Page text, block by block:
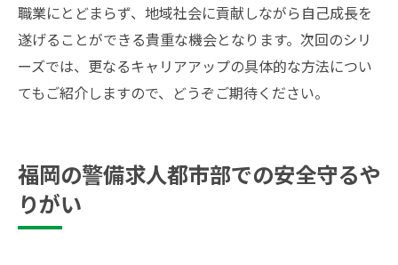
職業にとどまらず、地域社会に貢献しながら自己成長を
遂げることができる貴重な機会となります。次回のシリ
ーズでは、更なるキャリアアップの具体的な方法につい
てもご紹介しますので、どうぞご期待ください。
福岡の警備求人都市部での安全守るや
りがい